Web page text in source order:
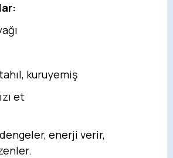
kuruyemiş
et
enerji verir,